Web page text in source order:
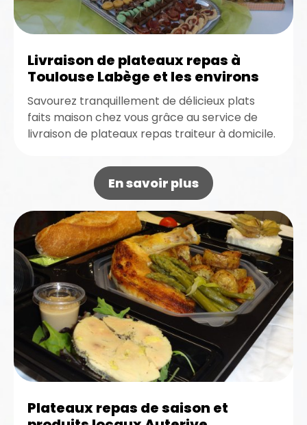
Livraison de plateaux repas à
Toulouse Labège et les environs
Savourez tranquillement de délicieux plats
faits maison chez vous grâce au service de
livraison de plateaux repas traiteur à domicile.
En savoir plus
Plateaux repas de saison et